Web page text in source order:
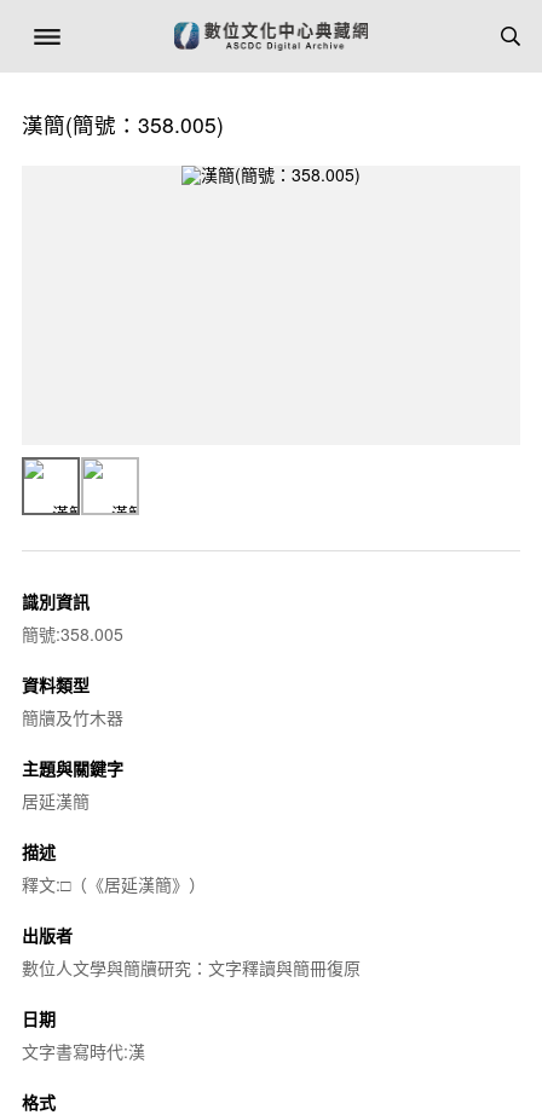
漢簡(簡號：358.005)
識別資訊
簡號:358.005
資料類型
簡牘及竹木器
主題與關鍵字
居延漢簡
描述
釋文:□（《居延漢簡》）
出版者
數位人文學與簡牘研究：文字釋讀與簡冊復原
日期
文字書寫時代:漢
格式